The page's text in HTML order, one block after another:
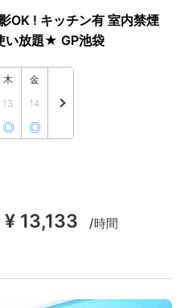
OK ! キッチン有 室内禁煙
い放題★ GP池袋
木
13
◎
金
14
◎
¥ 13,133 /時間